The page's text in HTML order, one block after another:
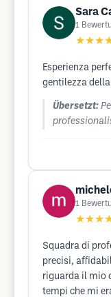
Sara
1
Esperienza
gentilezza
Übersetzt:
1
Squadra di
precisi,
riguarda il mio
tempi che mi